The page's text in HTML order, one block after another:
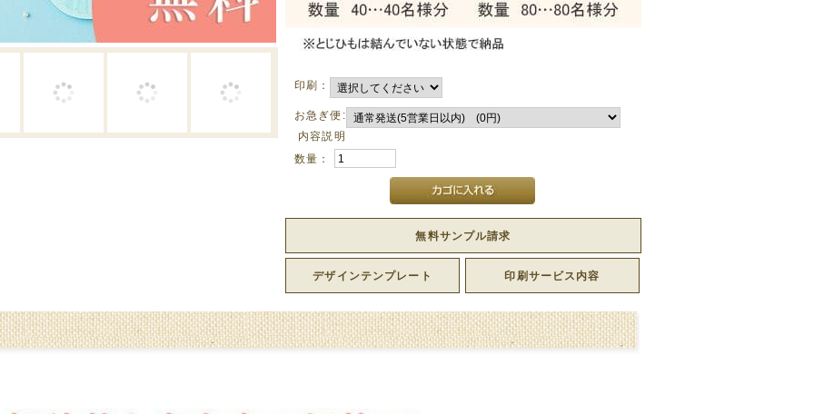
印刷：
お急ぎ便:
内容説明
数量：
無料サンプル請求
印刷サービス内容
デザインテンプレート